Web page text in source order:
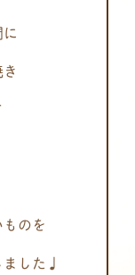
のを
した♩